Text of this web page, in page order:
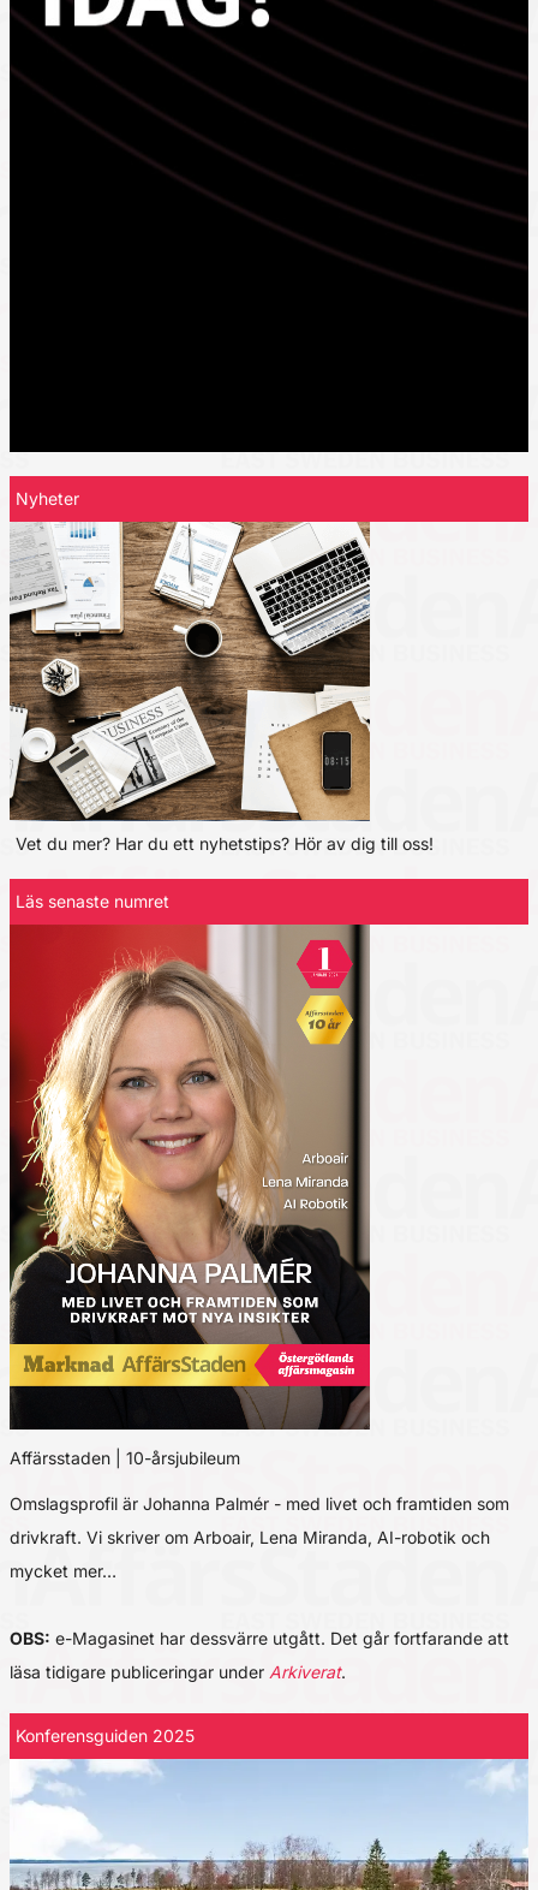
Nyheter
Vet du mer? Har du ett nyhetstips? Hör av dig till oss!
Läs senaste numret
Affärsstaden | 10-årsjubileum
Omslagsprofil är Johanna Palmér - med livet och framtiden som
drivkraft. Vi skriver om Arboair, Lena Miranda, AI-robotik och
mycket mer…
OBS: e-Magasinet har dessvärre utgått. Det går fortfarande att
läsa tidigare publiceringar under Arkiverat.
Konferensguiden 2025